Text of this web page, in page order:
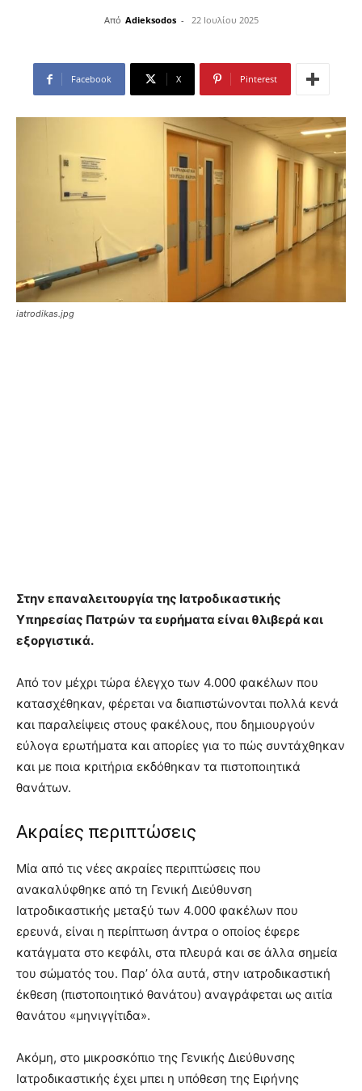
Από Adieksodos - 22 Ιουλίου 2025
Facebook X Pinterest
iatrodikas.jpg
Στην επαναλειτουργία της Ιατροδικαστικής
Υπηρεσίας Πατρών τα ευρήματα είναι θλιβερά και
εξοργιστικά.
Από τον μέχρι τώρα έλεγχο των 4.000 φακέλων που
κατασχέθηκαν, φέρεται να διαπιστώνονται πολλά κενά
και παραλείψεις στους φακέλους, που δημιουργούν
εύλογα ερωτήματα και απορίες για το πώς συντάχθηκαν
και με ποια κριτήρια εκδόθηκαν τα πιστοποιητικά
θανάτων.
Ακραίες περιπτώσεις
Μία από τις νέες ακραίες περιπτώσεις που
ανακαλύφθηκε από τη Γενική Διεύθυνση
Ιατροδικαστικής μεταξύ των 4.000 φακέλων που
ερευνά, είναι η περίπτωση άντρα ο οποίος έφερε
κατάγματα στο κεφάλι, στα πλευρά και σε άλλα σημεία
του σώματός του. Παρ’ όλα αυτά, στην ιατροδικαστική
έκθεση (πιστοποιητικό θανάτου) αναγράφεται ως αιτία
θανάτου «μηνιγγίτιδα».
Ακόμη, στο μικροσκόπιο της Γενικής Διεύθυνσης
Ιατροδικαστικής έχει μπει η υπόθεση της Ειρήνης